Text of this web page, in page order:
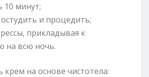
10 минут;
остудить и процедить;
прикладывая к
на всю ночь.
на основе чистотела: